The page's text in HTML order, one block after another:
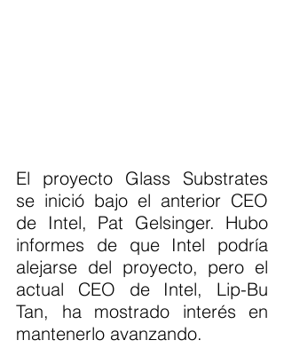
El proyecto Glass Substrates
se inició bajo el anterior CEO
de Intel, Pat Gelsinger. Hubo
informes de que Intel podría
alejarse del proyecto, pero el
actual CEO de Intel, Lip-Bu
Tan, ha mostrado interés en
mantenerlo avanzando.